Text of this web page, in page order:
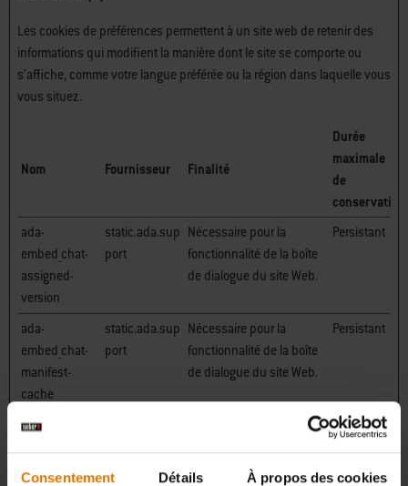
Consentement Détails À propos des cookies
Les cookies de préférences permettent à un site web de retenir des
informations qui modifient la manière dont le site se comporte ou
s’affiche, comme votre langue préférée ou la région dans laquelle vous
vous situez.
Nom Fournisseur Finalité
Durée
maximale
de
conservation
ada-
embed_chat-
assigned-
version
static.ada.sup
port
Nécessaire pour la
fonctionnalité de la boîte
de dialogue du site Web.
Persistant
ada-
embed_chat-
manifest-
cache
static.ada.sup
port
Nécessaire pour la
fonctionnalité de la boîte
de dialogue du site Web.
Persistant
ada-embed-
version
de dialogue du site Web.
Persistant